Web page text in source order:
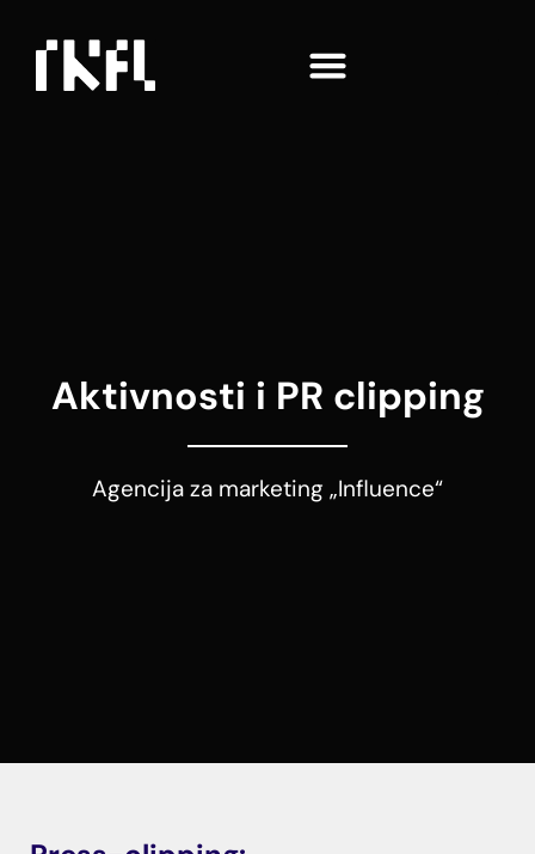
Aktivnosti i PR clipping
Agencija za marketing „Influence“